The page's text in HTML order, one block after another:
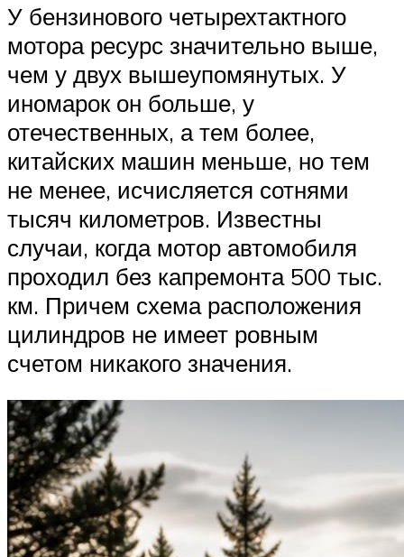
У бензинового четырехтактного
мотора ресурс значительно выше,
чем у двух вышеупомянутых. У
иномарок он больше, у
отечественных, а тем более,
китайских машин меньше, но тем
не менее, исчисляется сотнями
тысяч километров. Известны
случаи, когда мотор автомобиля
проходил без капремонта 500 тыс.
км. Причем схема расположения
цилиндров не имеет ровным
счетом никакого значения.